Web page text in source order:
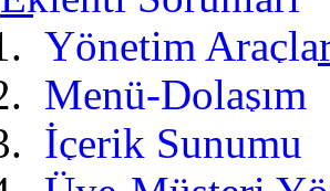
Yönetim
Menü-Dolaşım
İçerik Sunumu